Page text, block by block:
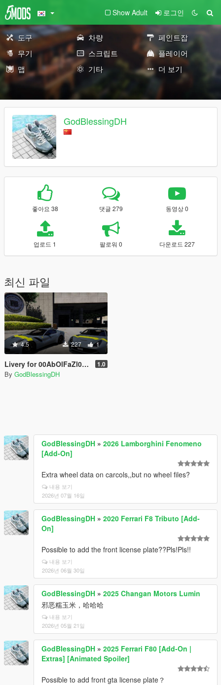
Show Adult 로그인
도구 차량
페인트잡
무기
스크립트
플레이어
맵
기타 더 보기
GodBlessingDH
좋아요 38 댓글 279 동영상 0
업로드 1 팔로워 0 다운로드 227
최신 파일
4.5 227 1
Livery for 00AbOlFaZl00's Ferrari F12 Berlinetta TDF 1.0
By GodBlessingDH
GodBlessingDH » 2026 Lamborghini Fenomeno
[Add-On]
Extra wheel data on carcols,,but no wheel files?
내용 보기
2026년 07월 16일
GodBlessingDH » 2020 Ferrari F8 Tributo [Add-
On]
Possible to add the front license plate??Pls!Pls!!
내용 보기
2026년 06월 30일
GodBlessingDH » 2025 Changan Motors Lumin
邪恶糯玉米，哈哈哈
내용 보기
2026년 05월 21일
GodBlessingDH » 2025 Ferrari F80 [Add-On |
Extras] [Animated Spoiler]
Possible to add front gta license plate？